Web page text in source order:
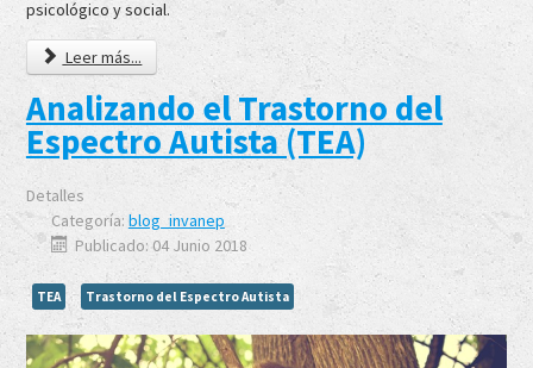
psicológico y social.
Leer más...
Analizando el Trastorno del
Espectro Autista (TEA)
Detalles
Categoría: blog_invanep
Publicado: 04 Junio 2018
TEA Trastorno del Espectro Autista